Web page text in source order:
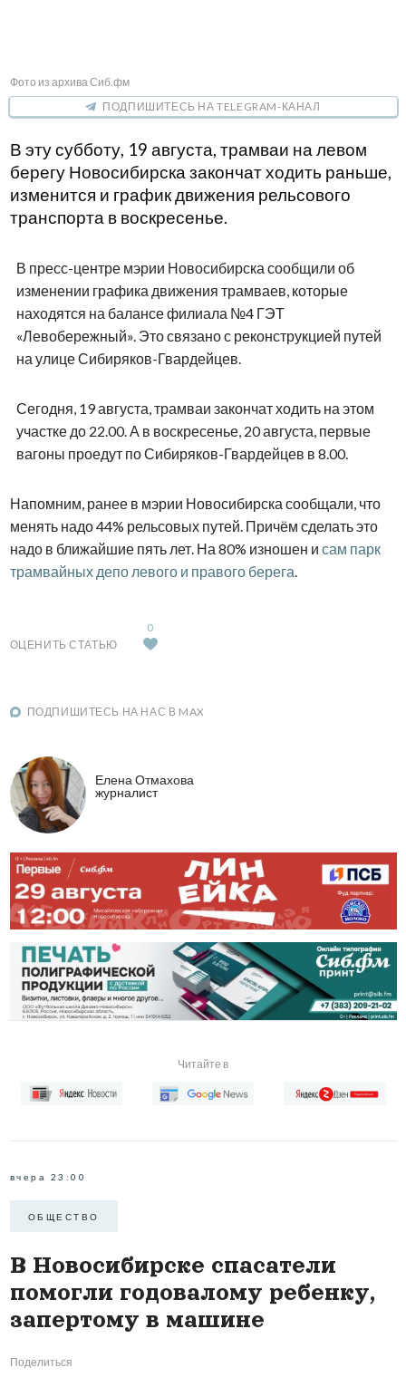
Фото из архива Сиб.фм
ПОДПИШИТЕСЬ НА TELEGRAM-КАНАЛ
В эту субботу, 19 августа, трамваи на левом
берегу Новосибирска закончат ходить раньше,
изменится и график движения рельсового
транспорта в воскресенье.
В пресс-центре мэрии Новосибирска сообщили об
изменении графика движения трамваев, которые
находятся на балансе филиала №4 ГЭТ
«Левобережный». Это связано с реконструкцией путей
на улице Сибиряков-Гвардейцев.
Сегодня, 19 августа, трамваи закончат ходить на этом
участке до 22.00. А в воскресенье, 20 августа, первые
вагоны проедут по Сибиряков-Гвардейцев в 8.00.
Напомним, ранее в мэрии Новосибирска сообщали, что
менять надо 44% рельсовых путей. Причём сделать это
надо в ближайшие пять лет. На 80% изношен и сам парк
трамвайных депо левого и правого берега.
ОЦЕНИТЬ СТАТЬЮ
0
ПОДПИШИТЕСЬ НА НАС В MAX
Елена Отмахова
журналист
Читайте в
вчера 23:00
ОБЩЕСТВО
В Новосибирске спасатели
помогли годовалому ребенку,
запертому в машине
Поделиться